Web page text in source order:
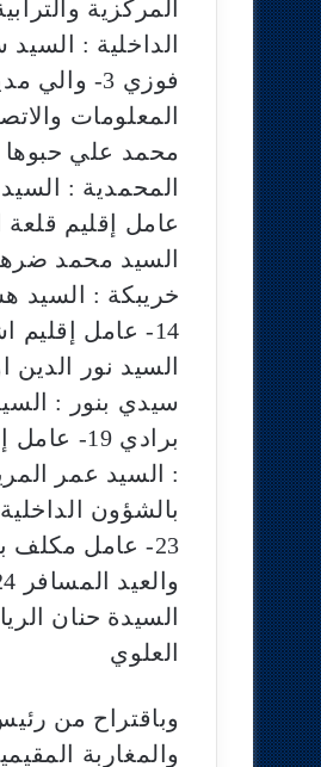
بالشؤون
23- عامل مكلف
العلوي
وباقتراح من
والمغاربة